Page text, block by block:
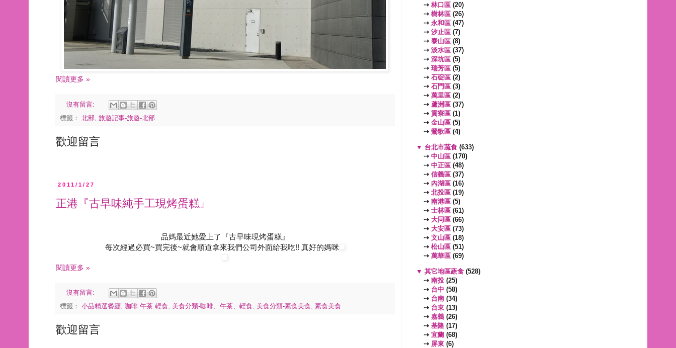
閱讀更多 »
沒有留言:
標籤： 北部 旅遊記事-旅遊-北部
歡迎留言
2011/1/27
正港『古早味純手工現烤蛋糕』
品媽最近她愛上了『古早味現烤蛋糕』
每次經過必買~買完後~就會順道拿來我們公司外面給我吃!! 真好的媽咪
閱讀更多 »
沒有留言:
標籤： 小品精選餐廳, 咖啡.午茶.輕食, 美食分類-咖啡、午茶、輕食, 美食分類-素食美食, 素食美食
歡迎留言
⇢ 林口區 (20)
⇢ 樹林區 (26)
⇢ 永和區 (47)
⇢ 汐止區 (7)
⇢ 泰山區 (8)
⇢ 淡水區 (37)
⇢ 深坑區 (5)
⇢ 瑞芳區 (5)
⇢ 石碇區 (2)
⇢ 石門區 (3)
⇢ 萬里區 (2)
⇢ 蘆洲區 (37)
⇢ 貢寮區 (1)
⇢ 金山區 (5)
⇢ 鶯歌區 (4)
▼ 台北市蔬食 (633)
⇢ 中山區 (170)
⇢ 中正區 (48)
⇢ 信義區 (37)
⇢ 內湖區 (16)
⇢ 北投區 (19)
⇢ 南港區 (5)
⇢ 士林區 (61)
⇢ 大同區 (66)
⇢ 大安區 (73)
⇢ 文山區 (18)
⇢ 松山區 (51)
⇢ 萬華區 (69)
▼ 其它地區蔬食 (528)
⇢ 南投 (25)
⇢ 台中 (58)
⇢ 台南 (34)
⇢ 台東 (13)
⇢ 嘉義 (26)
⇢ 基隆 (17)
⇢ 宜蘭 (68)
⇢ 屏東 (6)